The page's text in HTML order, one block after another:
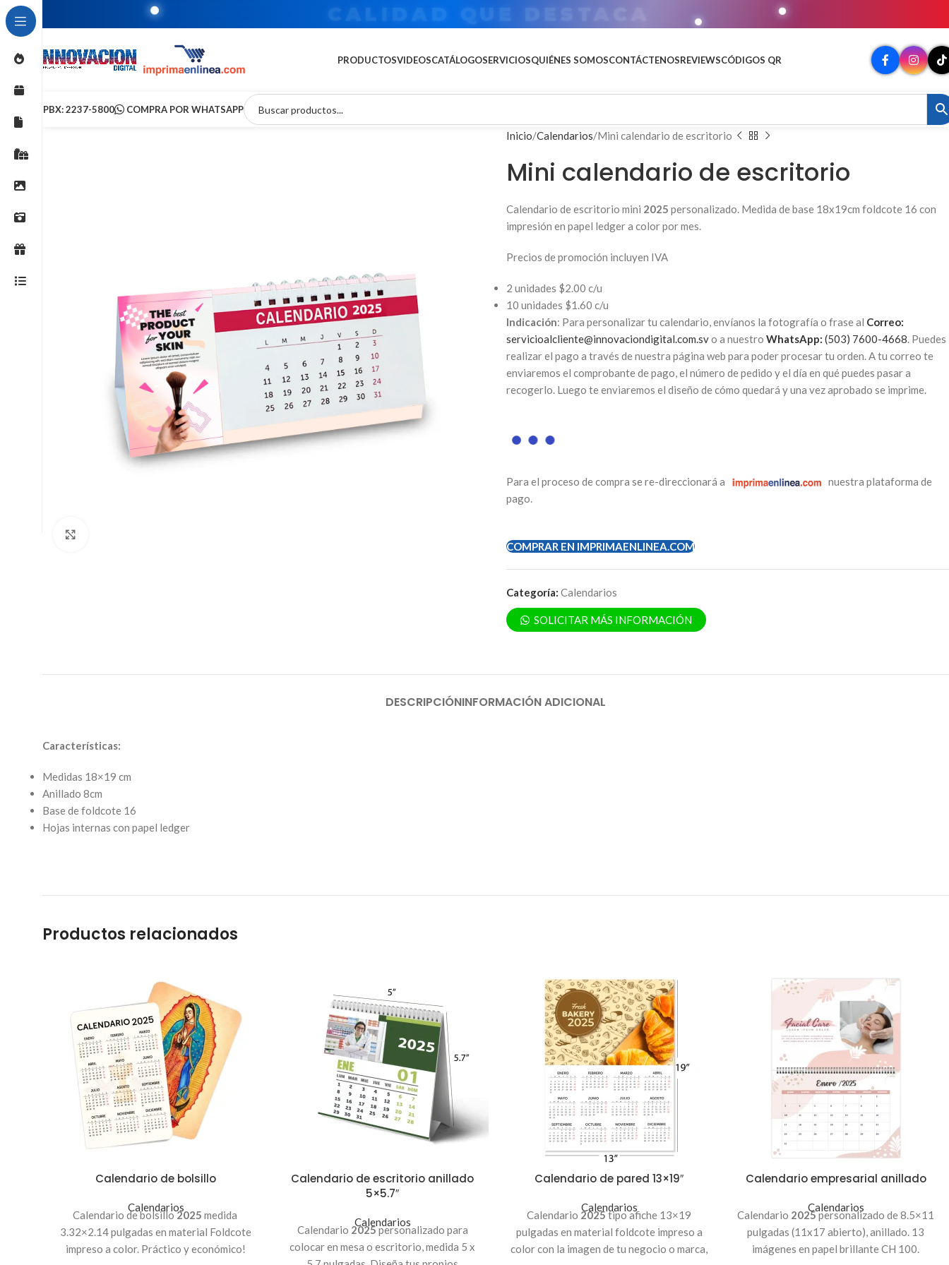
CALIDAD QUE DESTACA
PRODUCTOSVIDEOSCATÁLOGOSERVICIOSQUIÉNES SOMOSCONTÁCTENOSREVIEWSCÓDIGOS QR
PBX: 2237-5800 COMPRA POR WHATSAPP
Inicio Calendarios Mini calendario de escritorio
Mini calendario de escritorio
Calendario de escritorio mini 2025 personalizado. Medida de base 18x19cm foldcote 16 con
impresión en papel ledger a color por mes.
Precios de promoción incluyen IVA
2 unidades $2.00 c/u
10 unidades $1.60 c/u
Indicación: Para personalizar tu calendario, envíanos la fotografía o frase al Correo:
servicioalcliente@innovaciondigital.com.svo a nuestro WhatsApp: (503) 7600-4668. Puedes
realizar el pago a través de nuestra página web para poder procesar tu orden. A tu correo te
enviaremos el comprobante de pago, el número de pedido y el día en qué puedes pasar a
recogerlo. Luego te enviaremos el diseño de cómo quedará y una vez aprobado se imprime.
Para el proceso de compra se re-direccionará a
nuestra plataforma de
pago.
COMPRAR EN IMPRIMAENLINEA.COM
Categoría: Calendarios
SOLICITAR MÁS INFORMACIÓN
DESCRIPCIÓNINFORMACIÓN ADICIONAL
Características:
Medidas 18×19 cm
Anillado 8cm
Base de foldcote 16
Hojas internas con papel ledger
Productos relacionados
Calendario de bolsillo
Calendarios
Calendario de bolsillo2025 medida
3.32×2.14 pulgadas en material Foldcote
impreso a color. Práctico y económico!
Calendario de escritorio anillado
5×5.7″
Calendarios
Calendario 2025personalizado para
colocar en mesa o escritorio, medida 5 x
Calendario de pared 13×19″
Calendarios
Calendario 2025tipo afiche 13×19
pulgadas en material foldcote impreso a
color con la imagen de tu negocio o marca,
Calendario empresarial anillado
Calendarios
Calendario 2025personalizado de 8.5×11
pulgadas (11x17 abierto), anillado. 13
imágenes en papel brillante CH 100.